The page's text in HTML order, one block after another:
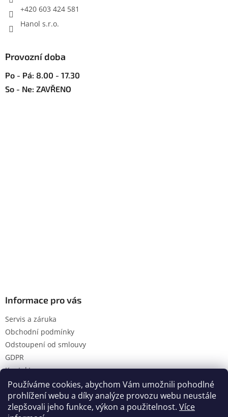
Používáme cookies, abychom Vám umožnili pohodlné
prohlížení webu a díky analýze provozu webu neustále
zlepšovali jeho funkce, výkon a použitelnost. Více
+420 603 424 581
Hanol s.r.o.
Provozní doba
Po - Pá: 8.00 - 17.30
So - Ne: ZAVŘENO
Informace pro vás
Servis a záruka
Obchodní podmínky
Odstoupení od smlouvy
GDPR
Kontakty
Vytvořil Shoptet